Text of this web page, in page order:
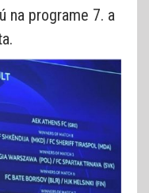
na programe 7. a